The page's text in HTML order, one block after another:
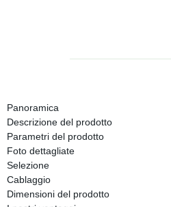
Panoramica
Descrizione del prodotto
Parametri del prodotto
Foto dettagliate
Selezione
Cablaggio
Dimensioni del prodotto